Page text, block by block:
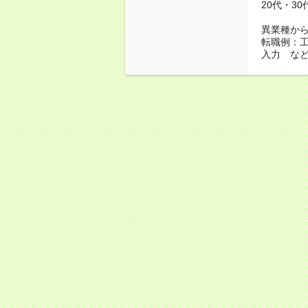
20代・30
異業種か
転職例：
入力 な